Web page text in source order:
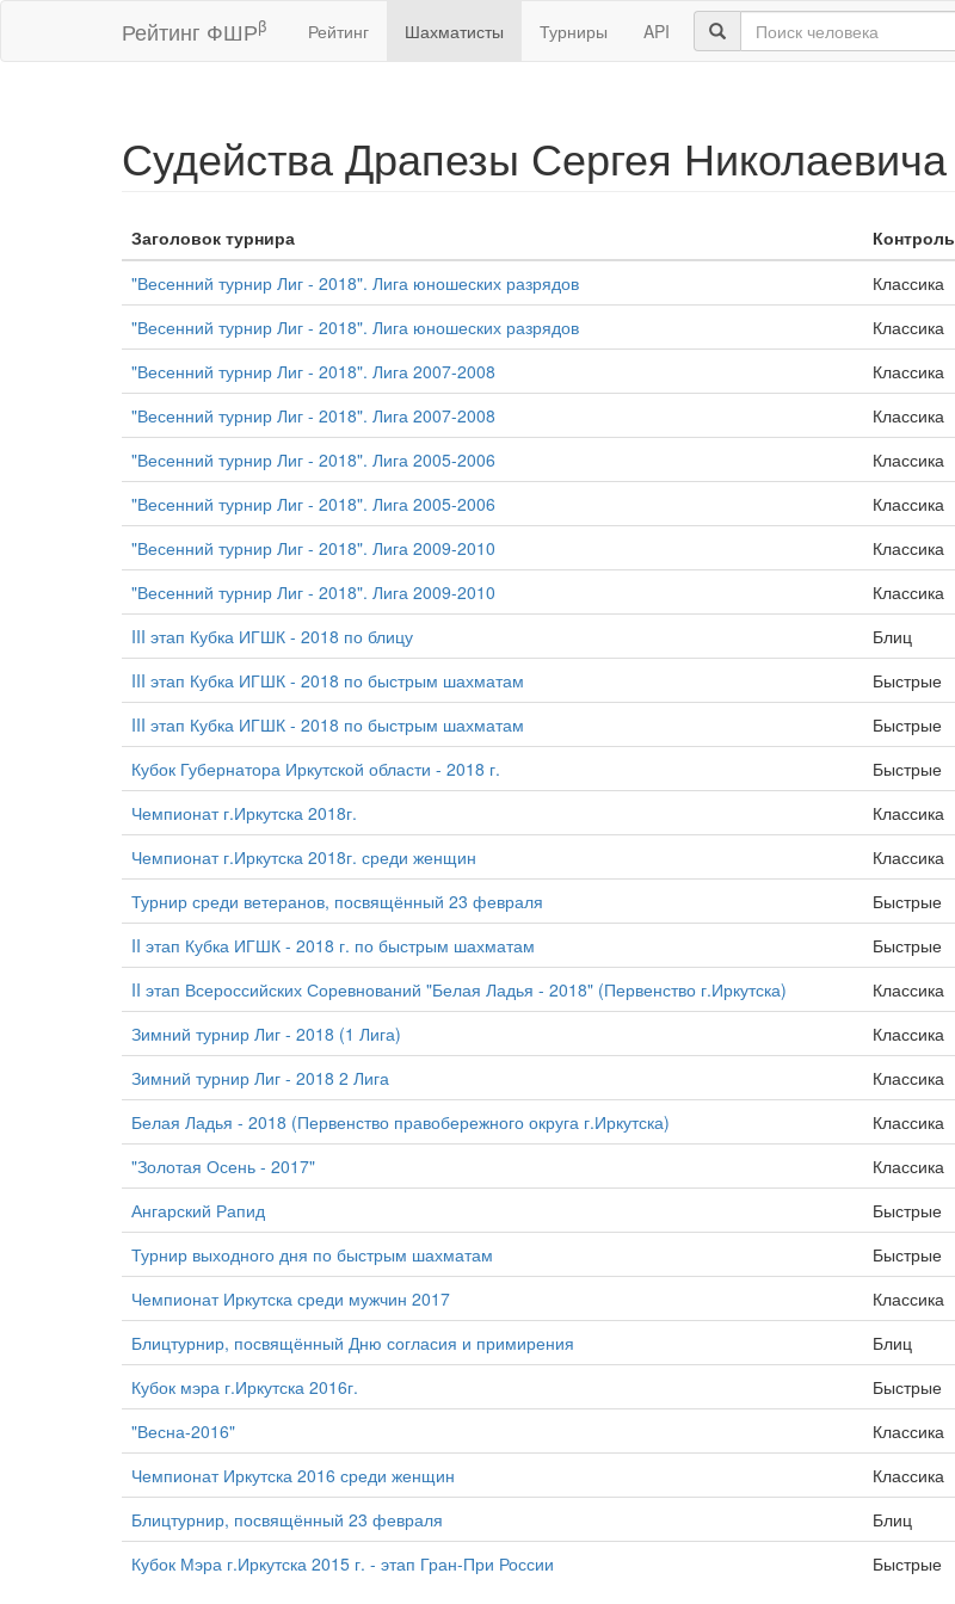
Рейтинг ФШРβ Рейтинг Шахматисты Турниры API
Судейства Драпезы Сергея Николаевича
Заголовок турнира Контроль
"Весенний турнир Лиг - 2018". Лига юношеских разрядов
Классика
"Весенний турнир Лиг - 2018". Лига юношеских разрядов
Классика
"Весенний турнир Лиг - 2018". Лига 2007-2008
Классика
"Весенний турнир Лиг - 2018". Лига 2007-2008
Классика
"Весенний турнир Лиг - 2018". Лига 2005-2006
Классика
"Весенний турнир Лиг - 2018". Лига 2005-2006
Классика
"Весенний турнир Лиг - 2018". Лига 2009-2010
Классика
"Весенний турнир Лиг - 2018". Лига 2009-2010
Классика
III этап Кубка ИГШК - 2018 по блицу
Блиц
III этап Кубка ИГШК - 2018 по быстрым шахматам
Быстрые
III этап Кубка ИГШК - 2018 по быстрым шахматам
Быстрые
Кубок Губернатора Иркутской области - 2018 г.
Быстрые
Чемпионат г.Иркутска 2018г.
Классика
Чемпионат г.Иркутска 2018г. среди женщин
Классика
Турнир среди ветеранов, посвящённый 23 февраля
Быстрые
II этап Кубка ИГШК - 2018 г. по быстрым шахматам
Быстрые
II этап Всероссийских Соревнований "Белая Ладья - 2018" (Первенство г.Иркутска)
Классика
Зимний турнир Лиг - 2018 (1 Лига)
Классика
Зимний турнир Лиг - 2018 2 Лига
Классика
Белая Ладья - 2018 (Первенство правобережного округа г.Иркутска)
Классика
"Золотая Осень - 2017"
Классика
Ангарский Рапид
Быстрые
Турнир выходного дня по быстрым шахматам
Быстрые
Чемпионат Иркутска среди мужчин 2017
Классика
Блицтурнир, посвящённый Дню согласия и примирения
Блиц
Кубок мэра г.Иркутска 2016г.
Быстрые
"Весна-2016"
Классика
Чемпионат Иркутска 2016 среди женщин
Классика
Блицтурнир, посвящённый 23 февраля
Блиц
Кубок Мэра г.Иркутска 2015 г. - этап Гран-При России
Быстрые